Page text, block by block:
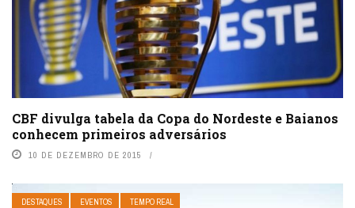
CBF divulga tabela da Copa do Nordeste e Baianos
conhecem primeiros adversários
10 DE DEZEMBRO DE 2015
DESTAQUES EVENTOS TEMPO REAL